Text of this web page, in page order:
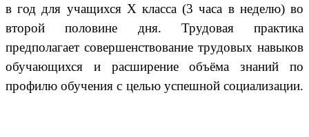
в год для учащихся X класса (3 часа в неделю) во
второй половине дня. Трудовая практика
предполагает совершенствование трудовых навыков
обучающихся и расширение объёма знаний по
профилю обучения с целью успешной социализации.